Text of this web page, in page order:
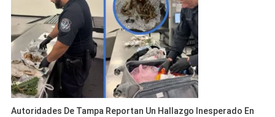
Autoridades De Tampa Reportan Un Hallazgo Inesperado En